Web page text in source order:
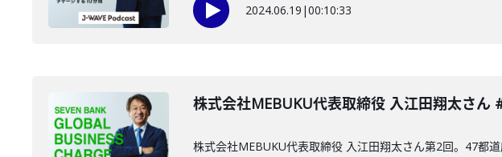
2024.06.19 |00:10:33
株式会社MEBUKU代表取締役 入江田翔太さん
株式会社MEBUKU代表取締役 入江田翔太さん第2回。47都